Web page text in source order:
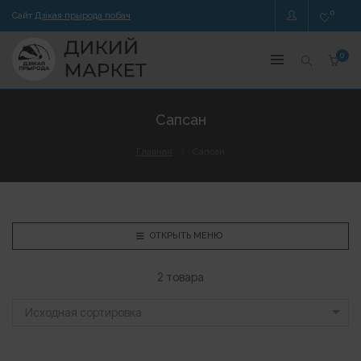
Сайт Дзікая прырода побач 0
0
Сапсан
ОТКРЫТЬ МЕНЮ
2 товара
Исходная сортировка